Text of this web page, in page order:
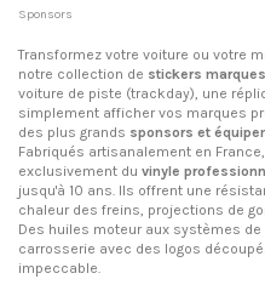
Sponsors
Transformez votre voiture ou votre
notre collection de stickers
voiture de piste (trackday), une
simplement afficher vos marques
des plus grands sponsors et
Fabriqués artisanalement en
exclusivement du vinyle
jusqu'à 10 ans. Ils offrent une
chaleur des freins, projections de
Des huiles moteur aux systèmes
carrosserie avec des logos
impeccable.